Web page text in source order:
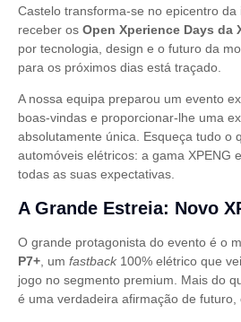
Castelo transforma-se no epicentro
receber os Open Xperience Days da
por tecnologia, design e o futuro da
para os próximos dias está traçado.
A nossa equipa preparou um evento
boas-vindas e proporcionar-lhe uma
absolutamente única. Esqueça tudo o
automóveis elétricos: a gama XPENG
todas as suas expectativas.
A Grande Estreia: Novo
O grande protagonista do evento é o
P7+ , um fastback 100% elétrico que
jogo no segmento premium. Mais do
é uma verdadeira afirmação de futuro,